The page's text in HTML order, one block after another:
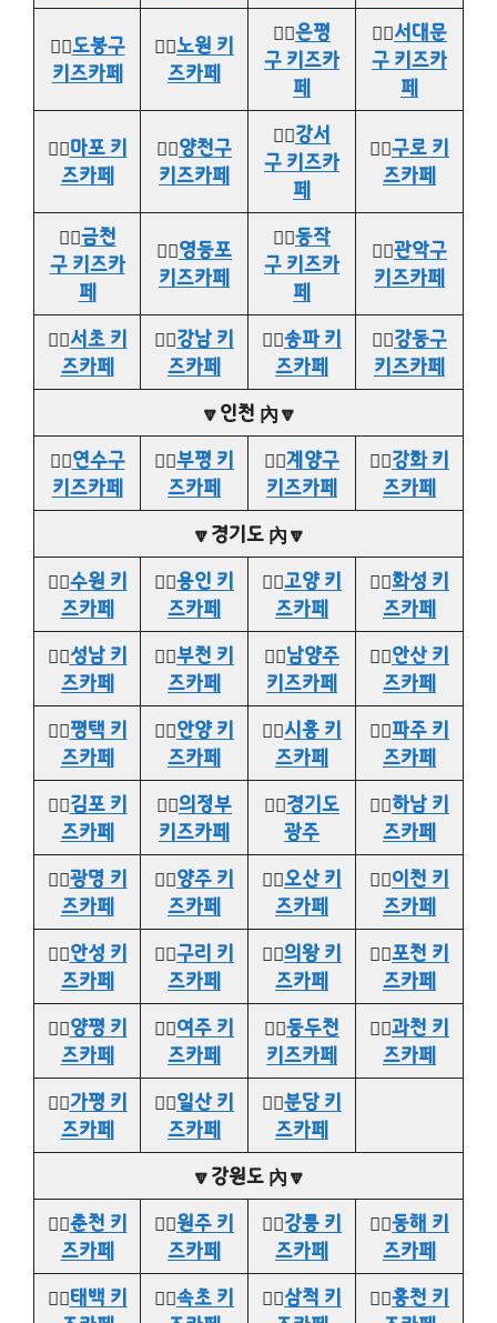
👉🏻도봉구
키즈카페
👉🏻노원 키
즈카페
👉🏻은평
구 키즈카
페
👉🏻서대문
구 키즈카
페
👉🏻마포 키
즈카페
👉🏻양천구
키즈카페
👉🏻강서
구 키즈카
페
👉🏻구로 키
즈카페
👉🏻금천
구 키즈카
페
👉🏻영등포
키즈카페
👉🏻동작
구 키즈카
페
👉🏻관악구
키즈카페
👉🏻서초 키
즈카페
👉🏻강남 키
즈카페
👉🏻송파 키
즈카페
👉🏻강동구
키즈카페
🔽인천 內🔽
👉🏻연수구
키즈카페
👉🏻부평 키
즈카페
👉🏻계양구
키즈카페
👉🏻강화 키
즈카페
🔽경기도 內🔽
👉🏻수원 키
즈카페
👉🏻용인 키
즈카페
👉🏻고양 키
즈카페
👉🏻화성 키
즈카페
👉🏻성남 키
즈카페
👉🏻부천 키
즈카페
👉🏻남양주
키즈카페
👉🏻안산 키
즈카페
👉🏻평택 키
즈카페
👉🏻안양 키
즈카페
👉🏻시흥 키
즈카페
👉🏻파주 키
즈카페
👉🏻김포 키
즈카페
👉🏻의정부
키즈카페
👉🏻경기도
광주
👉🏻하남 키
즈카페
👉🏻광명 키
즈카페
👉🏻양주 키
즈카페
👉🏻오산 키
즈카페
👉🏻이천 키
즈카페
👉🏻안성 키
즈카페
👉🏻구리 키
즈카페
👉🏻의왕 키
즈카페
👉🏻포천 키
즈카페
👉🏻양평 키
즈카페
👉🏻여주 키
즈카페
👉🏻동두천
키즈카페
👉🏻과천 키
즈카페
👉🏻가평 키
즈카페
👉🏻일산 키
즈카페
👉🏻분당 키
즈카페
🔽강원도 內🔽
👉🏻춘천 키
즈카페
👉🏻원주 키
즈카페
👉🏻강릉 키
즈카페
👉🏻동해 키
즈카페
👉🏻태백 키
👉🏻속초 키
👉🏻삼척 키
👉🏻홍천 키